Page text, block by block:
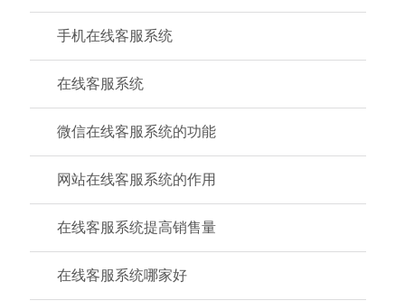
手机在线客服系统
在线客服系统
微信在线客服系统的功能
网站在线客服系统的作用
在线客服系统提高销售量
在线客服系统哪家好